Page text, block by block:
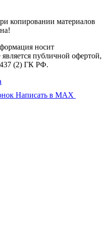
копировании материалов
носит
публичной офертой,
(2) ГК РФ.
Написать в MAX